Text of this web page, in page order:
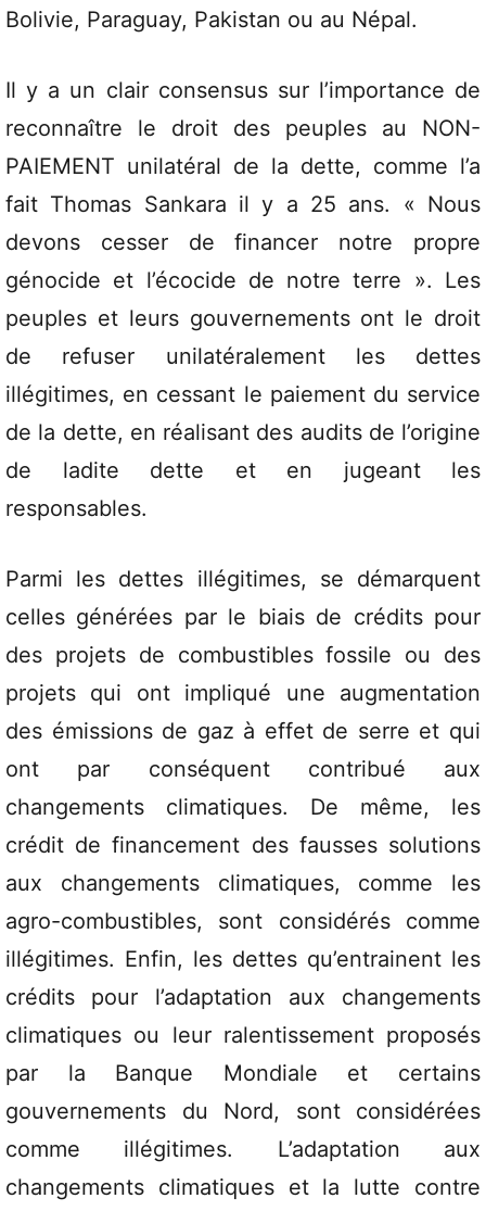
Bolivie, Paraguay, Pakistan ou au Népal.
Il y a un clair consensus sur l’importance de
reconnaître le droit des peuples au NON-
PAIEMENT unilatéral de la dette, comme l’a
fait Thomas Sankara il y a 25 ans. « Nous
devons cesser de financer notre propre
génocide et l’écocide de notre terre ». Les
peuples et leurs gouvernements ont le droit
de refuser unilatéralement les dettes
illégitimes, en cessant le paiement du service
de la dette, en réalisant des audits de l’origine
de ladite dette et en jugeant les
responsables.
Parmi les dettes illégitimes, se démarquent
celles générées par le biais de crédits pour
des projets de combustibles fossile ou des
projets qui ont impliqué une augmentation
des émissions de gaz à effet de serre et qui
ont par conséquent contribué aux
changements climatiques. De même, les
crédit de financement des fausses solutions
aux changements climatiques, comme les
agro-combustibles, sont considérés comme
illégitimes. Enfin, les dettes qu’entrainent les
crédits pour l’adaptation aux changements
climatiques ou leur ralentissement proposés
par la Banque Mondiale et certains
gouvernements du Nord, sont considérées
comme illégitimes. L’adaptation aux
changements climatiques et la lutte contre